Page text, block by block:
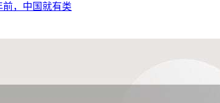
，中国就有类